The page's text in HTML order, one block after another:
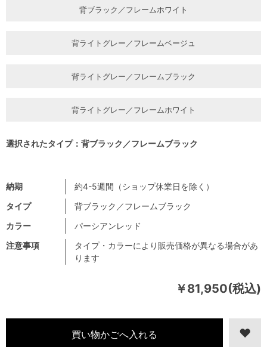
￥81,950(税込)
注意事項
タイプ・カラーにより販売価格が異なる場合があ
ります
納期
約4-5週間（ショップ休業日を除く）
タイプ
背ブラック／フレームブラック
カラー
パーシアンレッド
背ブラック／フレームホワイト
背ライトグレー／フレームベージュ
背ライトグレー／フレームブラック
背ライトグレー／フレームホワイト
選択されたタイプ：背ブラック／フレームブラック